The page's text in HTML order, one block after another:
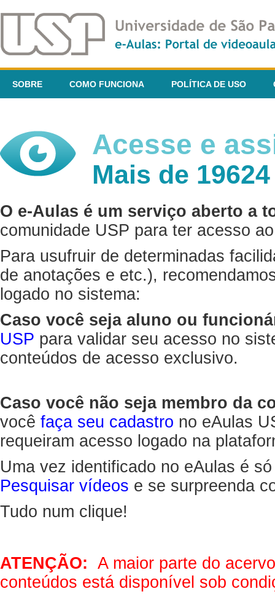
SOBRE COMO FUNCIONA POLÍTICA DE USO
Acesse e
Mais de
O e-Aulas é um serviço aberto a
comunidade USP para ter acesso
Para usufruir de determinadas
de anotações e etc.),
logado no sistema:
Caso você seja aluno ou
USP para validar seu acesso no
conteúdos de acesso exclusivo.
Caso você não seja membro da
você faça seu cadastro no eAulas
requeiram acesso logado na
Uma vez identificado no eAulas é
Pesquisar vídeos e se surpreenda
Tudo num clique!
ATENÇÃO: A maior parte do
conteúdos está disponível sob